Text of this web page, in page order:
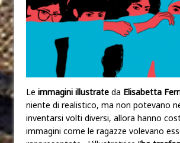
Le immagini illustrate da Elisabetta
niente di realistico, ma non potevano
inventarsi volti diversi, allora hanno
immagini come le ragazze volevano